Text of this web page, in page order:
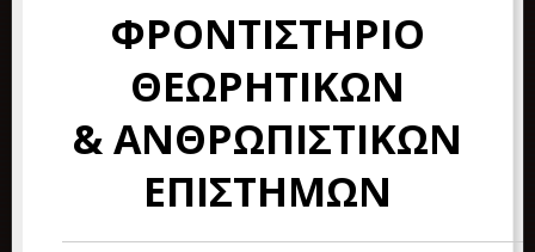
ΦΡΟΝΤΙΣΤΗΡΙΟ
ΘΕΩΡΗΤΙΚΩΝ
& ΑΝΘΡΩΠΙΣΤΙΚΩΝ
ΕΠΙΣΤΗΜΩΝ